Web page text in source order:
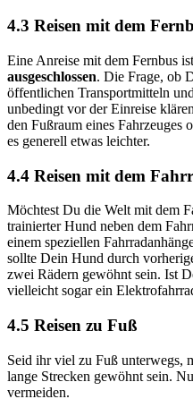
4.3 Reisen mit dem
Eine Anreise mit dem Fernbus
ausgeschlossen. Die Frage, ob
öffentlichen Transportmitteln
unbedingt vor der Einreise
den Fußraum eines Fahrzeuges
es generell etwas leichter.
4.4 Reisen mit dem
Möchtest Du die Welt mit dem
trainierter Hund neben dem
einem speziellen
sollte Dein Hund durch
zwei Rädern gewöhnt sein. Ist
vielleicht sogar ein
4.5 Reisen zu Fuß
Seid ihr viel zu Fuß unterwegs,
lange Strecken gewöhnt sein.
vermeiden.